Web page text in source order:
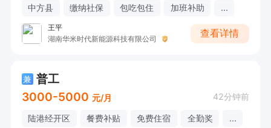
中方县 缴纳社保 包吃包住 加班补助 ...
王平
湖南华米时代新能源科技有限公司
查看详情
兼 普工
3000-5000 元/月 42分钟前
陆港经开区 餐费补贴 免费住宿 全勤奖 ...